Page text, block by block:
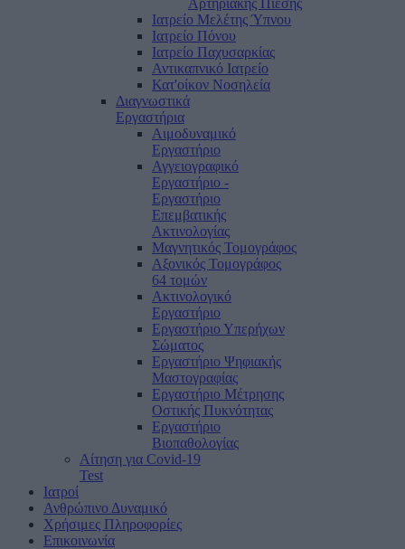
Αρτηριακής Πίεσης
Ιατρείο Μελέτης Ύπνου
Ιατρείο Πόνου
Ιατρείο Παχυσαρκίας
Αντικαπνικό Ιατρείο
Κατ'οίκον Νοσηλεία
Διαγνωστικά
Εργαστήρια
Αιμοδυναμικό
Εργαστήριο
Αγγειογραφικό
Εργαστήριο -
Εργαστήριο
Επεμβατικής
Ακτινολογίας
Μαγνητικός Τομογράφος
Αξονικός Τομογράφος
64 τομών
Ακτινολογικό
Εργαστήριο
Εργαστήριο Υπερήχων
Σώματος
Εργαστήριο Ψηφιακής
Μαστογραφίας
Εργαστήριο Μέτρησης
Οστικής Πυκνότητας
Εργαστήριο
Βιοπαθολογίας
Αίτηση για Covid-19
Test
Ιατροί
Ανθρώπινο Δυναμικό
Χρήσιμες Πληροφορίες
Επικοινωνία